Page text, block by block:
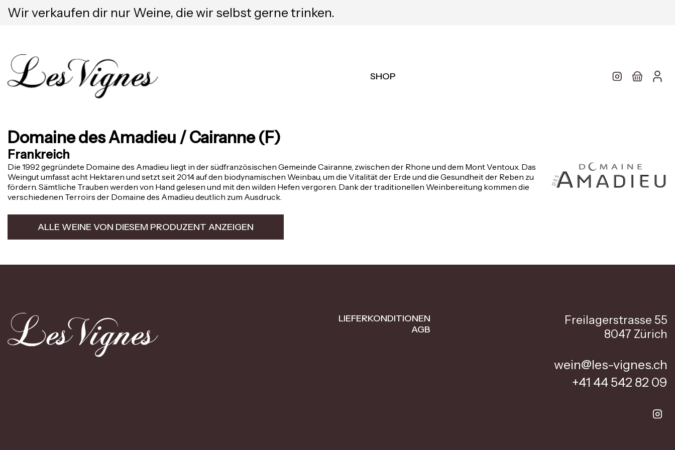
Wir verkaufen dir nur Weine, die wir selbst gerne trinken.
SHOP
Domaine des Amadieu / Cairanne (F)
Frankreich
Die 1992 gegründete Domaine des Amadieu liegt in der südfranzösischen Gemeinde Cairanne, zwischen der Rhone und dem Mont Ventoux. Das
Weingut umfasst acht Hektaren und setzt seit 2014 auf den biodynamischen Weinbau, um die Vitalität der Erde und die Gesundheit der Reben zu
fördern. Sämtliche Trauben werden von Hand gelesen und mit den wilden Hefen vergoren. Dank der traditionellen Weinbereitung kommen die
verschiedenen Terroirs der Domaine des Amadieu deutlich zum Ausdruck.
ALLE WEINE VON DIESEM PRODUZENT ANZEIGEN
LIEFERKONDITIONEN
AGB
Freilagerstrasse 55
8047 Zürich
wein@les-vignes.ch
+41 44 542 82 09